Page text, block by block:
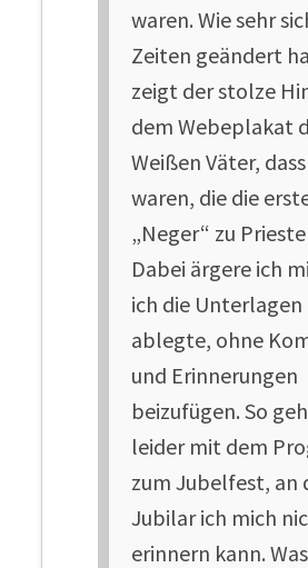
waren. Wie sehr
Zeiten geändert
zeigt der stolze
dem Webeplakat
Weißen Väter,
waren, die die
„Neger“ zu
Dabei ärgere ich
ich die Unterlagen
ablegte, ohne
und Erinnerungen
beizufügen. So
leider mit dem
zum Jubelfest, an
Jubilar ich mich
erinnern kann.